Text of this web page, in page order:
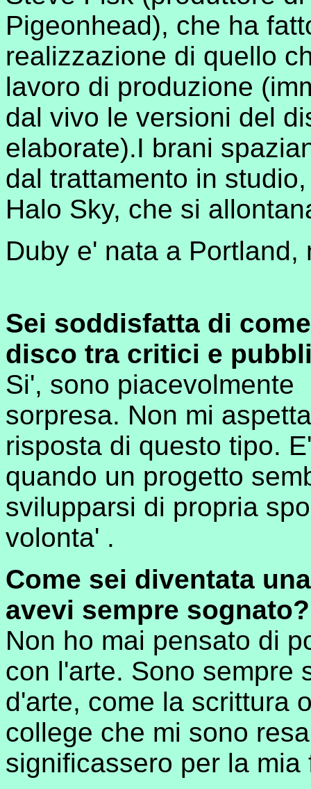
Pigeonhead), che ha
realizzazione di quello
lavoro di produzione
dal vivo le versioni del
elaborate).I brani
dal trattamento in
Halo Sky, che si
Duby e' nata a
Sei soddisfatta di
disco tra critici e
Si', sono piacevolmente
sorpresa. Non mi
risposta di questo tipo.
quando un progetto
svilupparsi di propria
volonta' .
Come sei diventata
avevi sempre sognato?
Non ho mai pensato di
con l'arte. Sono sempre
d'arte, come la scrittura
college che mi sono
significassero per la mia